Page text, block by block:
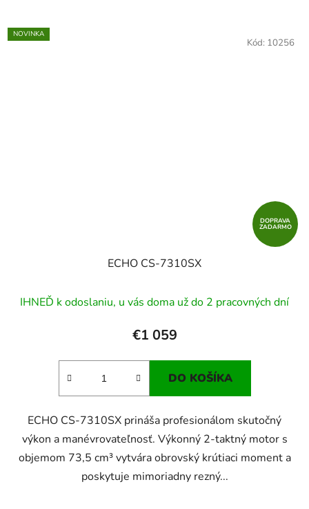
NOVINKA
DOPRAVA
ZADARMO
ECHO CS-7310SX
IHNEĎ k odoslaniu, u vás doma už do 2 pracovných dní
€1 059
DO KOŠÍKA
ECHO CS-7310SX prináša profesionálom skutočný
výkon a manévrovateľnosť. Výkonný 2-taktný motor s
objemom 73,5 cm³ vytvára obrovský krútiaci moment a
poskytuje mimoriadny rezný...
Kód: 10256